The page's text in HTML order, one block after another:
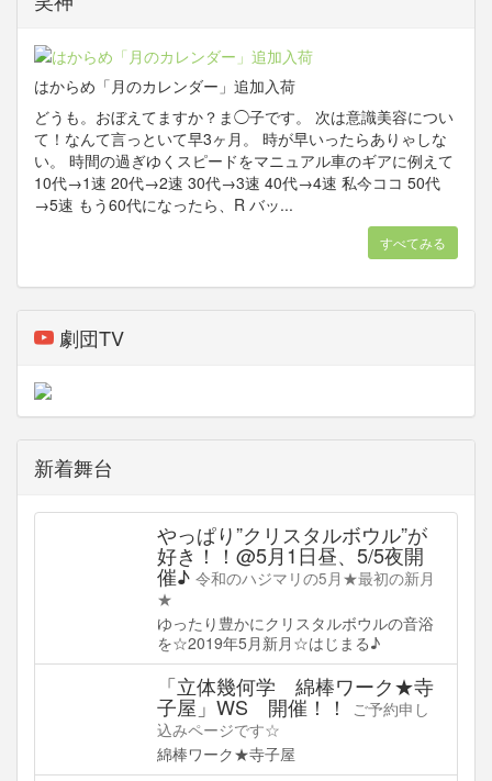
はからめ「月のカレンダー」追加入荷
どうも。おぼえてますか？ま◯子です。 次は意識美容につい
て！なんて言っといて早3ヶ月。 時が早いったらありゃしな
い。 時間の過ぎゆくスピードをマニュアル車のギアに例えて
10代→1速 20代→2速 30代→3速 40代→4速 私今ココ 50代
→5速 もう60代になったら、R バッ...
すべてみる
劇団TV
新着舞台
やっぱり”クリスタルボウル”が
好き！！@5月1日昼、5/5夜開
催♪ 令和のハジマリの5月★最初の新月
★
ゆったり豊かにクリスタルボウルの音浴
を☆2019年5月新月☆はじまる♪
「立体幾何学 綿棒ワーク★寺
子屋」WS 開催！！
ご予約申し
込みページです☆
綿棒ワーク★寺子屋